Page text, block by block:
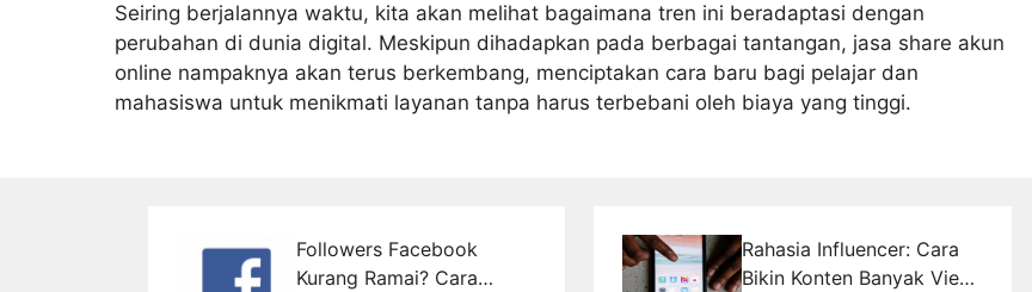
Seiring berjalannya waktu, kita akan melihat bagaimana tren ini beradaptasi dengan
perubahan di dunia digital. Meskipun dihadapkan pada berbagai tantangan, jasa share akun
online nampaknya akan terus berkembang, menciptakan cara baru bagi pelajar dan
mahasiswa untuk menikmati layanan tanpa harus terbebani oleh biaya yang tinggi.
Followers Facebook
Kurang Ramai? Cara
Rahasia Influencer: Cara
Bikin Konten Banyak View